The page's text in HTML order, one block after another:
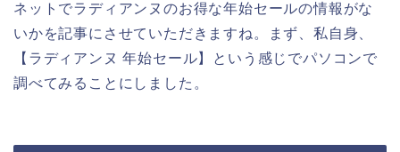
ネットでラディアンヌのお得な年始セールの情報がな
いかを記事にさせていただきますね。まず、私自身、
【ラディアンヌ 年始セール】という感じでパソコンで
調べてみることにしました。